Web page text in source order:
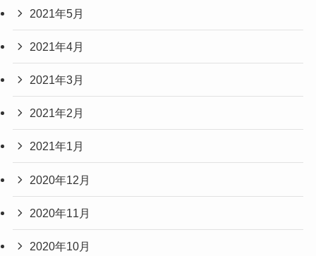
2021年5月
2021年4月
2021年3月
2021年2月
2021年1月
2020年12月
2020年11月
2020年10月